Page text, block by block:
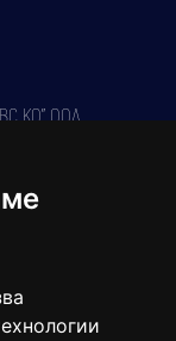
КО" ООД,